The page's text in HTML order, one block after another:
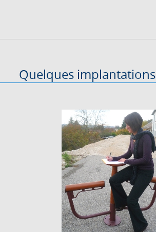
Quelques implantations